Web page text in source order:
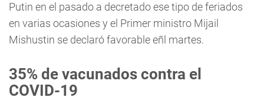
Putin en el pasado a decretado ese tipo de feriados
en varias ocasiones y el Primer ministro Mijail
Mishustin se declaró favorable eñl martes.
35% de vacunados contra el
COVID-19